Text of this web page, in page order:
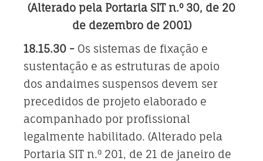
(Alterado pela Portaria SIT n.º 30, de 20
de dezembro de 2001)
18.15.30 - Os sistemas de fixação e
sustentação e as estruturas de apoio
dos andaimes suspensos devem ser
precedidos de projeto elaborado e
acompanhado por profissional
legalmente habilitado. (Alterado pela
Portaria SIT n.º 201, de 21 de janeiro de